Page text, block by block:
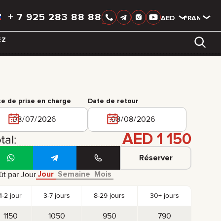
AED
+ 7 925 283 88 88 AED FRANÇAIS
LIXIANG
de prise en charge Date de retour
AED 1 150
Réserver
par Jour Jour Semaine Mois
1-2 jour 3-7 jours 8-29 jours 30+ jours
1150 1050 950
790